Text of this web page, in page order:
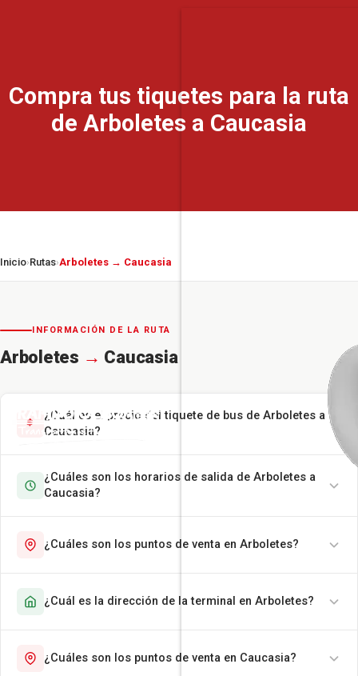
Compra tus tiquetes para la ruta
de Arboletes a Caucasia
Inicio›Rutas›Arboletes → Caucasia
INFORMACIÓN DE LA RUTA
Arboletes → Caucasia
¿Cuál es el precio del tiquete de bus de Arboletes a
Caucasia?
¿Cuáles son los horarios de salida de Arboletes a
Caucasia?
¿Cuáles son los puntos de venta en Arboletes?
¿Cuál es la dirección de la terminal en Arboletes?
¿Cuáles son los puntos de venta en Caucasia?